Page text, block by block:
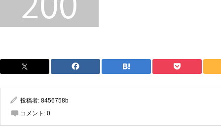
投稿者: 8456758b
コメント: 0